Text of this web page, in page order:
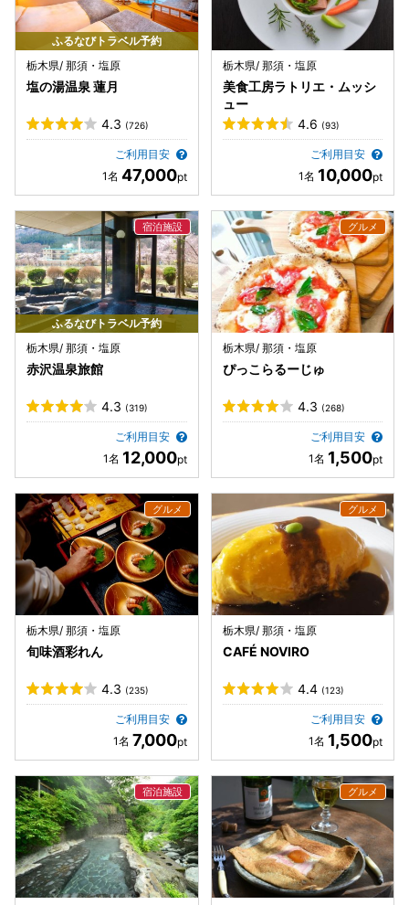
ふるなびトラベル予約
栃木県/ 那須・塩原
塩の湯温泉 蓮月
4.3 (726)
ご利用目安
47,000
栃木県/ 那須・塩原
美食工房ラトリエ・ムッシ
ュー
4.6 (93)
ご利用目安
10,000
ふるなびトラベル予約
栃木県/ 那須・塩原
赤沢温泉旅館
4.3 (319)
ご利用目安
12,000
栃木県/ 那須・塩原
ぴっこらるーじゅ
4.3 (268)
ご利用目安
1,500
栃木県/ 那須・塩原
旬味酒彩れん
4.3 (235)
ご利用目安
7,000
栃木県/ 那須・塩原
CAFÉ NOVIRO
4.4 (123)
ご利用目安
1,500